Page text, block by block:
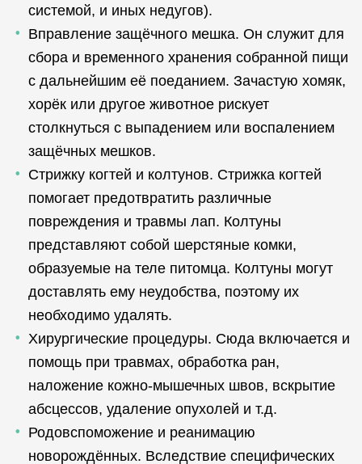
системой, и иных недугов).
Вправление защёчного мешка. Он служит для
сбора и временного хранения собранной пищи
с дальнейшим её поеданием. Зачастую хомяк,
хорёк или другое животное рискует
столкнуться с выпадением или воспалением
защёчных мешков.
Стрижку когтей и колтунов. Стрижка когтей
помогает предотвратить различные
повреждения и травмы лап. Колтуны
представляют собой шерстяные комки,
образуемые на теле питомца. Колтуны могут
доставлять ему неудобства, поэтому их
необходимо удалять.
Хирургические процедуры. Сюда включается и
помощь при травмах, обработка ран,
наложение кожно-мышечных швов, вскрытие
абсцессов, удаление опухолей и т.д.
Родовспоможение и реанимацию
новорождённых. Вследствие специфических